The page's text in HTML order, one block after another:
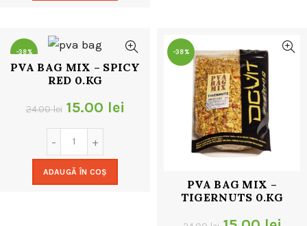
-38%
PVA BAG MIX – SPICY
RED 0.KG
24.00lei Prețul
inițial
a
fost:
15.00 lei
ADAUGĂ ÎN COȘ
-38%
PVA BAG MIX –
TIGERNUTS 0.KG